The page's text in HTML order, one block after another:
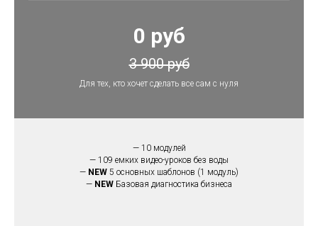
0 руб
3 900 руб
Для тех, кто хочет сделать все сам с нуля
— 10 модулей
— 109 емких видео-уроков без воды
— NEW 5 основных шаблонов (1 модуль)
— NEW Базовая диагностика бизнеса